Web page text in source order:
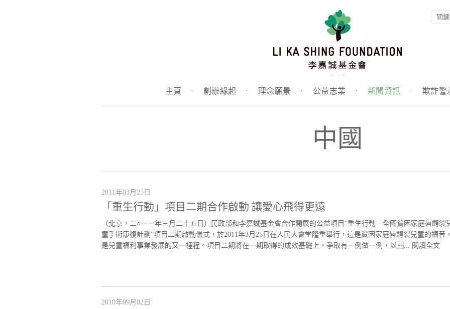
主頁 · 創辦緣起 · 理念願景 · 公益志業 · 新聞資訊 · 欺詐警
中國
2011年03月25日
「重生行動」項目二期合作啟動 讓愛心飛得更遠
（北京，二○一一年三月二十五日）民政部和李嘉誠基金會合作開展的公益項目“重生行動—全國貧困家庭唇齶裂
童手術康復計劃”項目二期啟動儀式，於2011年3月25日在人民大會堂隆重舉行，這是貧困家庭唇齶裂兒童的福音
是兒童福利事業發展的又一裡程。項目二期將在一期取得的成效基礎上，爭取有一例做一例，以... 閱讀全文
2010年09月02日